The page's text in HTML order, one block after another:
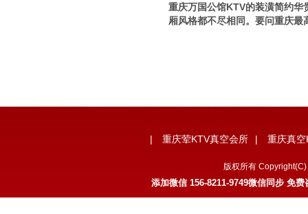
重庆万国公馆KTV的装潢简约华
厢风格都不尽相同。要问重庆
| 重庆荤KTV真空会所 | 重庆真
版权所有
添加微信 156-8211-9749微信同步 免